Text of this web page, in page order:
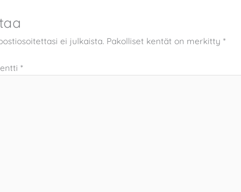
ei julkaista. Pakolliset kentät on merkitty *
*